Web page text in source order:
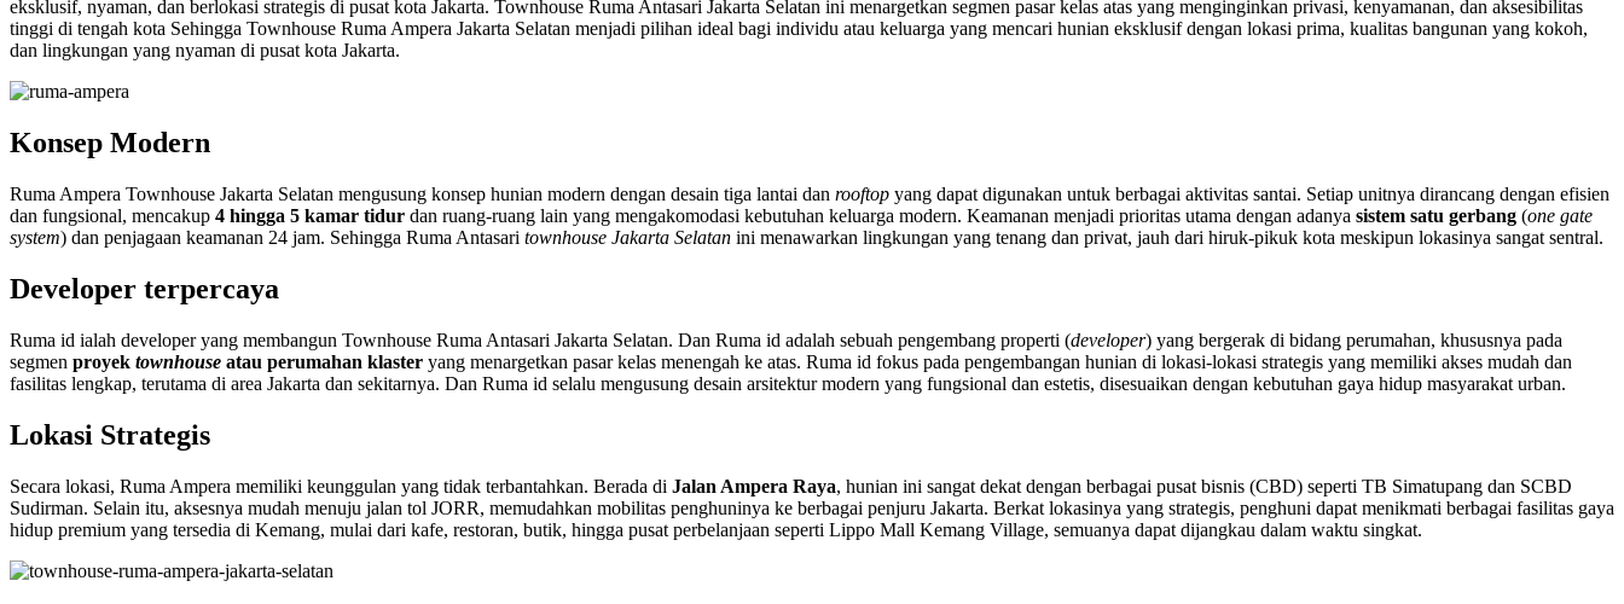
eksklusif, nyaman, dan berlokasi strategis di pusat kota Jakarta. Townhouse Ruma Antasari Jakarta Selatan ini menargetkan segmen pasar kelas atas yang menginginkan privasi, kenyamanan, dan aksesibilitas
tinggi di tengah kota Sehingga Townhouse Ruma Ampera Jakarta Selatan menjadi pilihan ideal bagi individu atau keluarga yang mencari hunian eksklusif dengan lokasi prima, kualitas bangunan yang kokoh,
dan lingkungan yang nyaman di pusat kota Jakarta.
Konsep Modern
Ruma Ampera Townhouse Jakarta Selatan mengusung konsep hunian modern dengan desain tiga lantai dan rooftop yang dapat digunakan untuk berbagai aktivitas santai. Setiap unitnya dirancang dengan efisien
dan fungsional, mencakup 4 hingga 5 kamar tidur dan ruang-ruang lain yang mengakomodasi kebutuhan keluarga modern. Keamanan menjadi prioritas utama dengan adanya sistem satu gerbang (one gate
system) dan penjagaan keamanan 24 jam. Sehingga Ruma Antasari townhouse Jakarta Selatan ini menawarkan lingkungan yang tenang dan privat, jauh dari hiruk-pikuk kota meskipun lokasinya sangat sentral.
Developer terpercaya
Ruma id ialah developer yang membangun Townhouse Ruma Antasari Jakarta Selatan. Dan Ruma id adalah sebuah pengembang properti (developer) yang bergerak di bidang perumahan, khususnya pada
segmen proyek townhouse atau perumahan klaster yang menargetkan pasar kelas menengah ke atas. Ruma id fokus pada pengembangan hunian di lokasi-lokasi strategis yang memiliki akses mudah dan
fasilitas lengkap, terutama di area Jakarta dan sekitarnya. Dan Ruma id selalu mengusung desain arsitektur modern yang fungsional dan estetis, disesuaikan dengan kebutuhan gaya hidup masyarakat urban.
Lokasi Strategis
Secara lokasi, Ruma Ampera memiliki keunggulan yang tidak terbantahkan. Berada di Jalan Ampera Raya, hunian ini sangat dekat dengan berbagai pusat bisnis (CBD) seperti TB Simatupang dan SCBD
Sudirman. Selain itu, aksesnya mudah menuju jalan tol JORR, memudahkan mobilitas penghuninya ke berbagai penjuru Jakarta. Berkat lokasinya yang strategis, penghuni dapat menikmati berbagai fasilitas gaya
hidup premium yang tersedia di Kemang, mulai dari kafe, restoran, butik, hingga pusat perbelanjaan seperti Lippo Mall Kemang Village, semuanya dapat dijangkau dalam waktu singkat.